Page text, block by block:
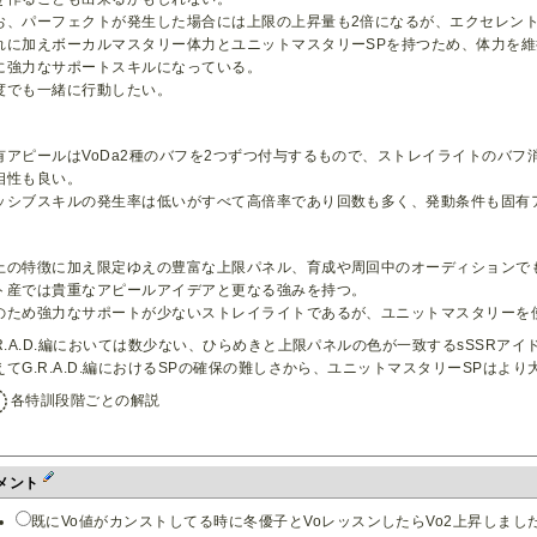
、パーフェクトが発生した場合には上限の上昇量も2倍になるが、エクセレン
に加えボーカルマスタリー体力とユニットマスタリーSPを持つため、体力を
強力なサポートスキルになっている。
でも一緒に行動したい。
アピールはVoDa2種のバフを2つずつ付与するもので、ストレイライトのバフ
性も良い。
シブスキルの発生率は低いがすべて高倍率であり回数も多く、発動条件も固
の特徴に加え限定ゆえの豊富な上限パネル、育成や周回中のオーディション
産では貴重なアピールアイデアと更なる強みを持つ。
ため強力なサポートが少ないストレイライトであるが、ユニットマスタリー
編においては数少ない、ひらめきと上限パネルの色が一致するsSSRアイ
てG.R.A.D.編におけるSPの確保の難しさから、ユニットマスタリーSPはより
各特訓段階ごとの解説
ント
既にVo値がカンストしてる時に冬優子とVoレッスンしたらVo2上昇しま